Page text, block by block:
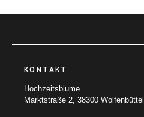
KONTAKT
Hochzeitsblume
Marktstraße 2, 38300 Wolfenbüttel